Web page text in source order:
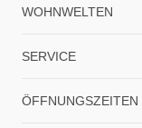
WOHNWELTEN
SERVICE
ÖFFNUNGSZEITEN